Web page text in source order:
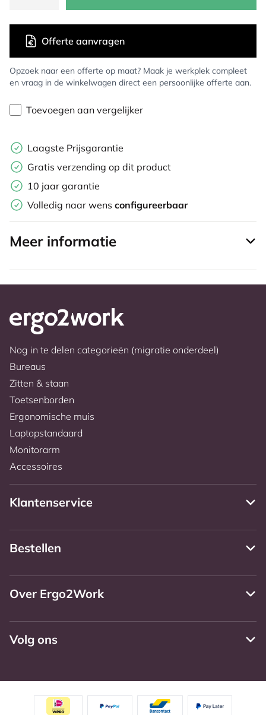
Opzoek naar een offerte op maat? Maak je werkplek compleet
en vraag in de winkelwagen direct een persoonlijke offerte aan.
Offerte aanvragen
Toevoegen aan vergelijker
Laagste Prijsgarantie
Gratis verzending op dit product
10 jaar garantie
Volledig naar wens configureerbaar
Meer informatie
Nog in te delen categorieën (migratie onderdeel)
Bureaus
Zitten & staan
Toetsenborden
Ergonomische muis
Laptopstandaard
Monitorarm
Accessoires
Klantenservice
Bestellen
Over Ergo2Work
Volg ons